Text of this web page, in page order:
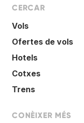
CERCAR
Vols
Ofertes de vols
Hotels
Cotxes
Trens
CONÈIXER MÉS